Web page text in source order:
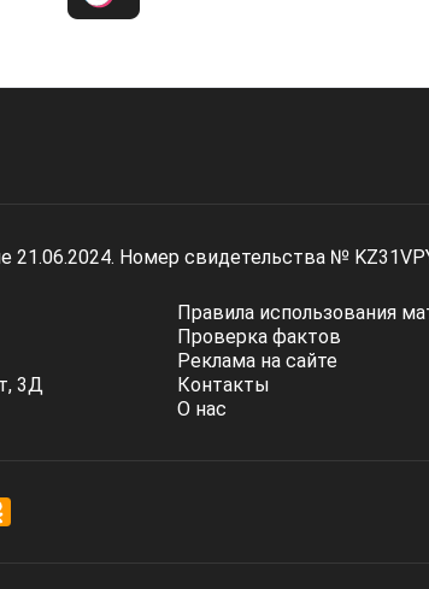
21.06.2024. Номер свидетельства №
3Д
Правила использования
Проверка фактов
Реклама на сайте
Контакты
О нас